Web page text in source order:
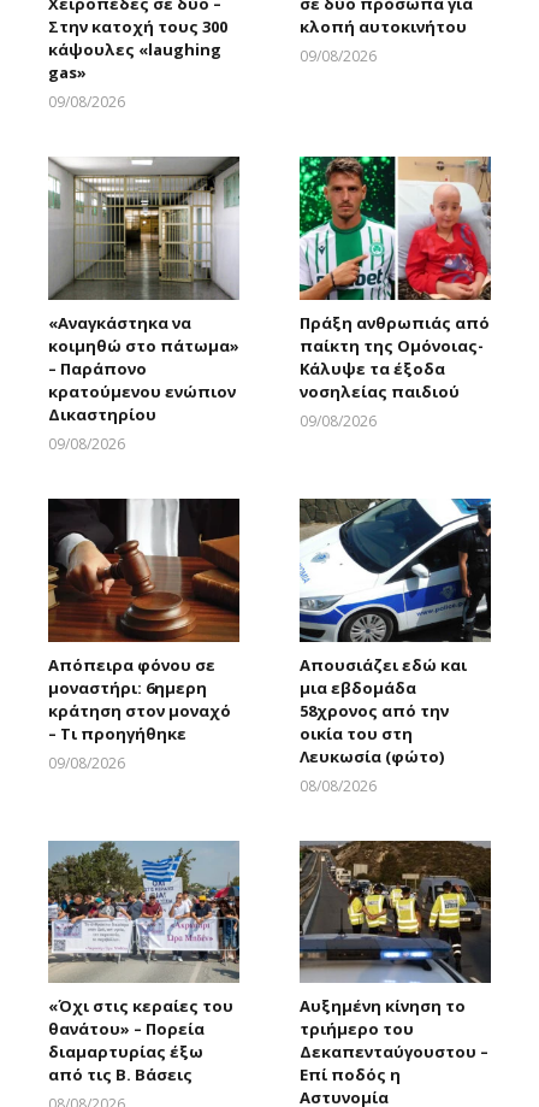
Στην κατοχή τους 300
κάψουλες «laughing
gas»
09/08/2026
κλοπή αυτοκινήτου
09/08/2026
«Αναγκάστηκα να
κοιμηθώ στο πάτωμα»
– Παράπονο
κρατούμενου ενώπιον
Δικαστηρίου
09/08/2026
Πράξη ανθρωπιάς από
παίκτη της Ομόνοιας-
Κάλυψε τα έξοδα
νοσηλείας παιδιού
09/08/2026
Απόπειρα φόνου σε
μοναστήρι: 6ημερη
κράτηση στον μοναχό
– Τι προηγήθηκε
09/08/2026
Απουσιάζει εδώ και
μια εβδομάδα
58χρονος από την
οικία του στη
Λευκωσία (φώτο)
08/08/2026
«Όχι στις κεραίες του
θανάτου» – Πορεία
διαμαρτυρίας έξω
από τις Β. Βάσεις
Αυξημένη κίνηση το
τριήμερο του
Δεκαπενταύγουστου –
Επί ποδός η
Αστυνομία